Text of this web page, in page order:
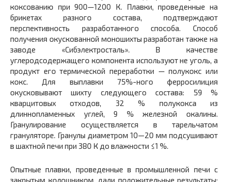
коксованию при 900—1200 К. Плавки, проведенные на
брикетах разного состава, подтверждают
перспективность разработанного способа. Способ
получения окускованной моношихты разработан также на
заводе «Сибэлектросталь». В качестве
углеродсодержащего компонента используют не уголь, а
продукт его термической переработки — полукокс или
кокс. Для выплавки 75%-ного ферросилиция
окусковывают шихту следующего состава: 59 %
кварцитовых отходов, 32 % полукокса из
длиннопламенных углей, 9 % железной окалины.
Гранулирование осуществляется в тарельчатом
грануляторе. Гранулы диаметром 10—20 мм подсушивают
в шахтной печи при 380 К до влажности ≤1 %.
Опытные плавки, проведенные в промышленной печи с
закрытым колошником, дали положительные результаты: